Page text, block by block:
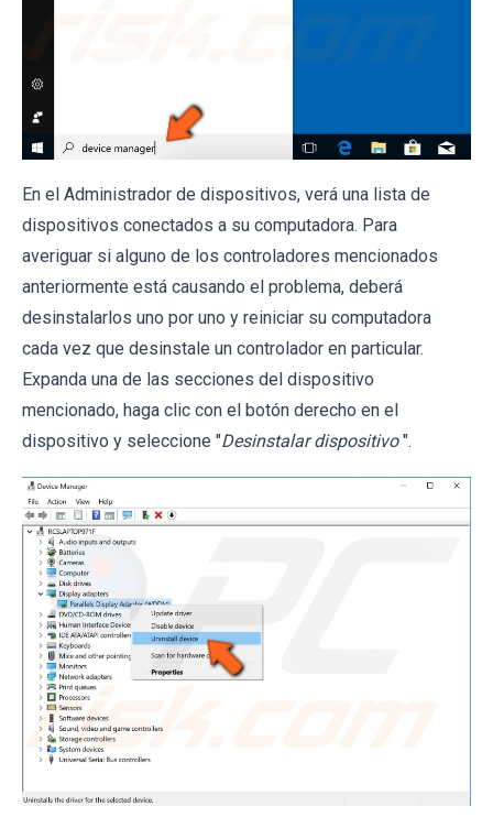
En el Administrador de dispositivos, verá una lista de
dispositivos conectados a su computadora. Para
averiguar si alguno de los controladores mencionados
anteriormente está causando el problema, deberá
desinstalarlos uno por uno y reiniciar su computadora
cada vez que desinstale un controlador en particular.
Expanda una de las secciones del dispositivo
mencionado, haga clic con el botón derecho en el
dispositivo y seleccione "Desinstalar dispositivo ".